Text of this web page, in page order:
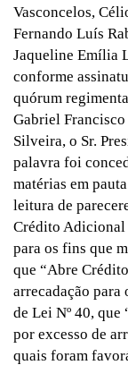
Vasconcelos,
Fernando Luís
Jaqueline Emília
conforme
quórum
Gabriel
Silveira, o Sr.
palavra foi
matérias em
leitura de
Crédito Adicional
para os fins que
que “Abre
arrecadação
de Lei Nº 40,
por excesso de
quais foram